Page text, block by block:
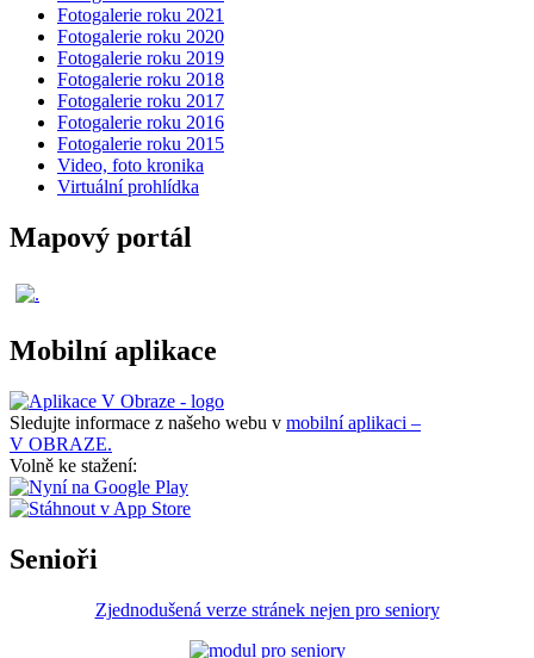
Fotogalerie roku 2021
Fotogalerie roku 2020
Fotogalerie roku 2019
Fotogalerie roku 2018
Fotogalerie roku 2017
Fotogalerie roku 2016
Fotogalerie roku 2015
Video, foto kronika
Virtuální prohlídka
Mapový portál
Mobilní aplikace
Sledujte informace z našeho webu v mobilní aplikaci –
V OBRAZE.
Volně ke stažení:
Senioři
Zjednodušená verze stránek nejen pro seniory